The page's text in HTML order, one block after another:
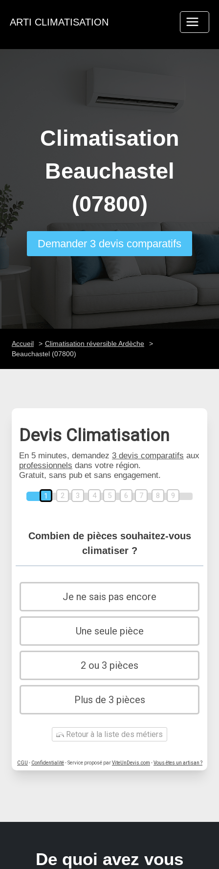
ARTI CLIMATISATION
Climatisation
Beauchastel
(07800)
Demander 3 devis comparatifs
Accueil
Climatisation réversible Ardèche
Beauchastel (07800)
Devis Climatisation
En 5 minutes, demandez 3 devis comparatifs aux
professionnels dans votre région.
Gratuit, sans pub et sans engagement.
1 2 3 4 5 6 7 8 9
Combien de pièces souhaitez-vous
climatiser ?
Je ne sais pas encore
Une seule pièce
2 ou 3 pièces
Plus de 3 pièces
Retour à la liste des métiers
CGU - Confidentialité- Service proposé parViteUnDevis.com -Vous êtes un artisan ?
De quoi avez vous